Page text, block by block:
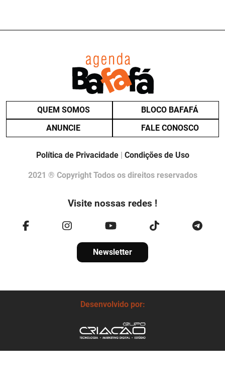
QUEM SOMOS
BLOCO BAFAFÁ
ANUNCIE
FALE CONOSCO
Política de Privacidade| Condições de Uso
2021 ® Copyright Todos os direitos reservados
Visite nossas redes !
Newsletter
Desenvolvido por: